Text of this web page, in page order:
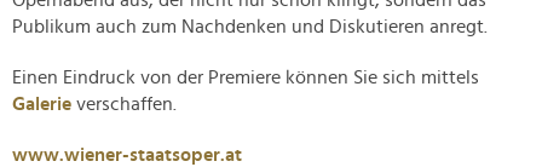
Publikum auch zum Nachdenken und Diskutieren anregt.
Einen Eindruck von der Premiere können Sie sich mittels
Galerie verschaffen.
www.wiener-staatsoper.at